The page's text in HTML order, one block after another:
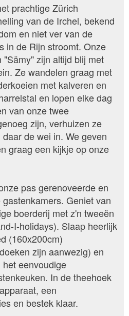
prachtige Zürich
van de Irchel, bekend
en niet ver van de
in de Rijn stroomt. Onze
zijn altijd blij met
Ze wandelen graag met
met kalveren en
en lopen elke dag
van onze twee
zijn, verhuizen ze
de wei in. We geven
graag een kijkje op onze
pas gerenoveerde en
Geniet van
boerderij met z'n tweeën
I-holidays). Slaap heerlijk
(160x200cm)
zijn aanwezig) en
eenvoudige
In de theehoek
een
en bestek klaar.